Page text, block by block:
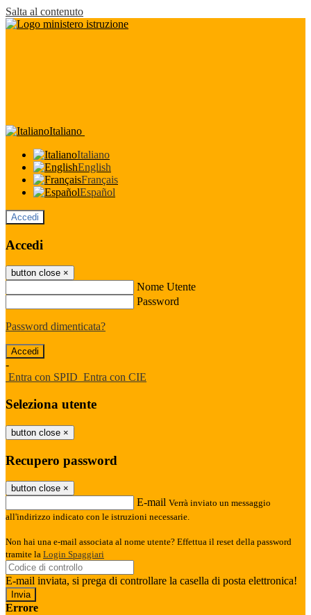
Salta al contenuto
Italiano
Italiano
English
Français
Español
Accedi
Accedi
button close ×
Nome Utente
Password
Password dimenticata?
-
Entra con SPID Entra con CIE
Seleziona utente
button close ×
Recupero password
button close ×
E-mail Verrà inviato un messaggio
all'indirizzo indicato con le istruzioni necessarie.
Non hai una e-mail associata al nome utente? Effettua il reset della password
tramite la Login Spaggiari
E-mail inviata, si prega di controllare la casella di posta elettronica!
Errore